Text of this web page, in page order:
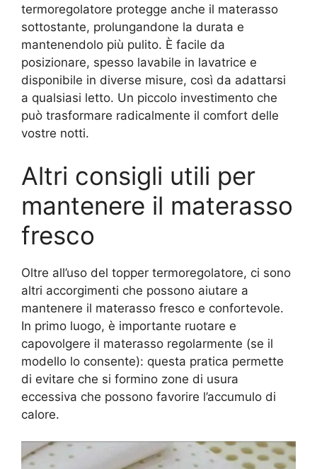
termoregolatore protegge anche il materasso
sottostante, prolungandone la durata e
mantenendolo più pulito. È facile da
posizionare, spesso lavabile in lavatrice e
disponibile in diverse misure, così da adattarsi
a qualsiasi letto. Un piccolo investimento che
può trasformare radicalmente il comfort delle
vostre notti.
Altri consigli utili per
mantenere il materasso
fresco
Oltre all’uso del topper termoregolatore, ci sono
altri accorgimenti che possono aiutare a
mantenere il materasso fresco e confortevole.
In primo luogo, è importante ruotare e
capovolgere il materasso regolarmente (se il
modello lo consente): questa pratica permette
di evitare che si formino zone di usura
eccessiva che possono favorire l’accumulo di
calore.